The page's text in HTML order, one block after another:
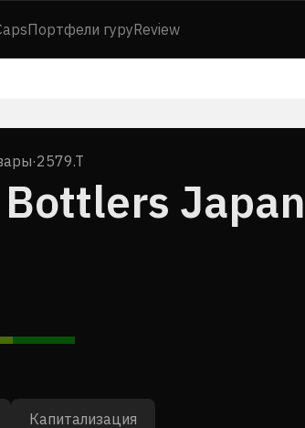
Портфели гуруReview
·2579.T
Japan
Капитализация